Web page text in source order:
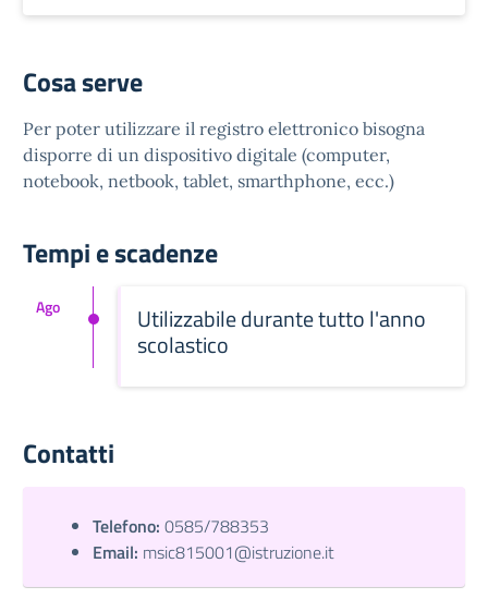
Cosa serve
Per poter utilizzare il registro elettronico bisogna
disporre di un dispositivo digitale (computer,
notebook, netbook, tablet, smarthphone, ecc.)
Tempi e scadenze
Utilizzabile durante tutto l'anno
scolastico
Ago
Contatti
Telefono: 0585/788353
Email: msic815001@istruzione.it